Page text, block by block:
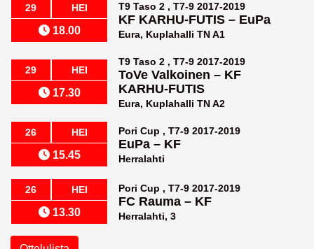
29 HEI
18.00
T9 Taso 2 , T7-9 2017-2019
KF KARHU-FUTIS – EuPa
Eura, Kuplahalli TN A1
29 HEI
17.30
T9 Taso 2 , T7-9 2017-2019
ToVe Valkoinen – KF
KARHU-FUTIS
Eura, Kuplahalli TN A2
26 HEI
15.45
Pori Cup , T7-9 2017-2019
EuPa – KF
Herralahti
26 HEI
13.30
Pori Cup , T7-9 2017-2019
FC Rauma – KF
Herralahti, 3